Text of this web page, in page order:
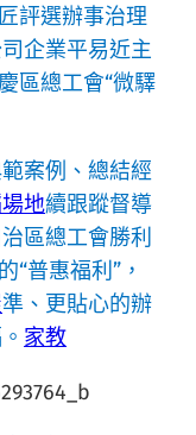
評選辦事治理
企業平易近主
區總工會“微驛
案例、總結經
地續跟蹤督導
區總工會勝利
“普惠福利”，
準、更貼心的辦
家教